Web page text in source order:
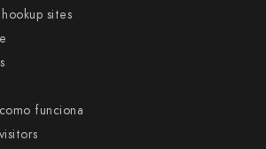
sites
funciona